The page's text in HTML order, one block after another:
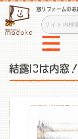
窓リフォームの
結露には内窓！